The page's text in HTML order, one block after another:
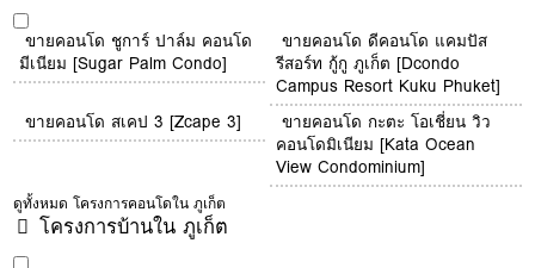
ขายคอนโด ชูการ์ ปาล์ม คอนโด
มีเนียม [Sugar Palm Condo]
ขายคอนโด ดีคอนโด แคมปัส
รีสอร์ท กู้กู ภูเก็ต [Dcondo
Campus Resort Kuku Phuket]
ขายคอนโด สเคป 3 [Zcape 3]
ขายคอนโด กะตะ โอเชี่ยน วิว
คอนโดมิเนียม [Kata Ocean
View Condominium]
ดูทั้งหมด โครงการคอนโดใน ภูเก็ต
โครงการบ้านใน ภูเก็ต